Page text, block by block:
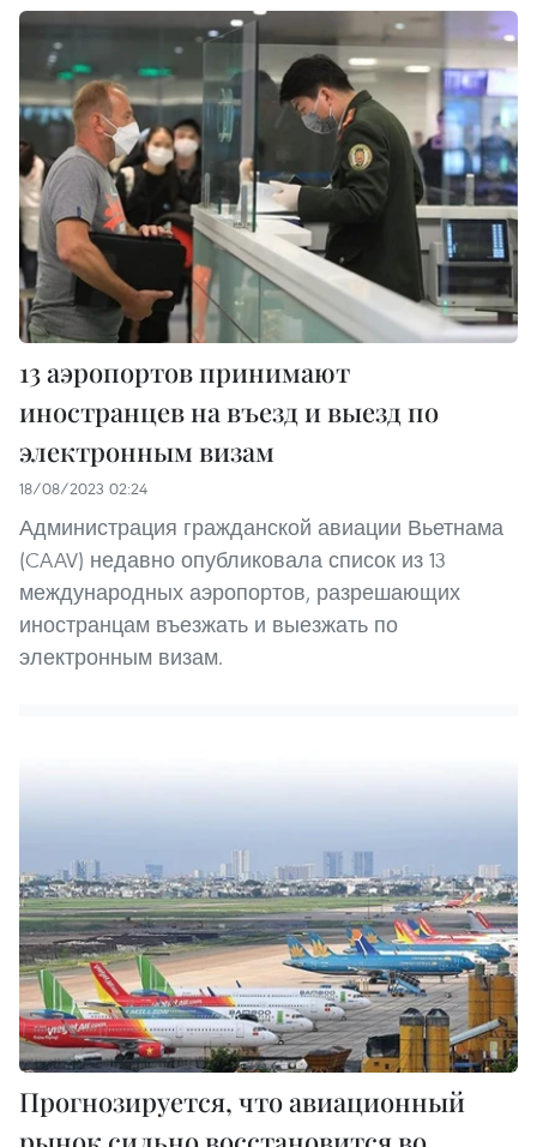
13 аэропортов принимают
иностранцев на въезд и выезд по
электронным визам
18/08/2023 02:24
Администрация гражданской авиации Вьетнама
(CAAV) недавно опубликовала список из 13
международных аэропортов, разрешающих
иностранцам въезжать и выезжать по
электронным визам.
Прогнозируется, что авиационный